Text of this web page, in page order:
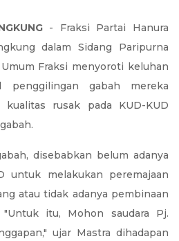
- Fraksi Partai Hanura
dalam Sidang Paripurna
Fraksi menyoroti keluhan
penggilingan gabah mereka
rusak pada KUD-KUD
disebabkan belum adanya
untuk melakukan peremajaan
atau tidak adanya pembinaan
itu, Mohon saudara Pj.
ujar Mastra dihadapan